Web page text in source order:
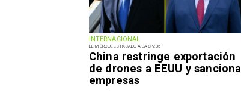
INTERNACIONAL
EL MIÉRCOLES PASADO A LAS 9:35
China restringe exportación
de drones a EEUU y sanciona
empresas